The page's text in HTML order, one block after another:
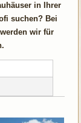
in Ihrer
suchen? Bei
wir für